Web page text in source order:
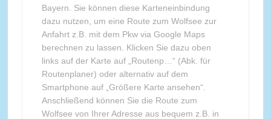
Bayern. Sie können diese Karteneinbindung
dazu nutzen, um eine Route zum Wolfsee zur
Anfahrt z.B. mit dem Pkw via Google Maps
berechnen zu lassen. Klicken Sie dazu oben
links auf der Karte auf „Routenp…“ (Abk. für
Routenplaner) oder alternativ auf dem
Smartphone auf „Größere Karte ansehen“.
Anschließend können Sie die Route zum
Wolfsee von Ihrer Adresse aus bequem z.B. in